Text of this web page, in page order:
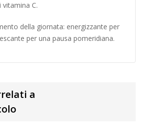
C.
della giornata: energizzante per
per una pausa pomeridiana.
a